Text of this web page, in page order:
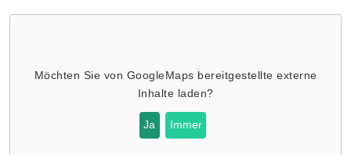
Möchten Sie von GoogleMaps bereitgestellte externe
Inhalte laden?
Ja Immer